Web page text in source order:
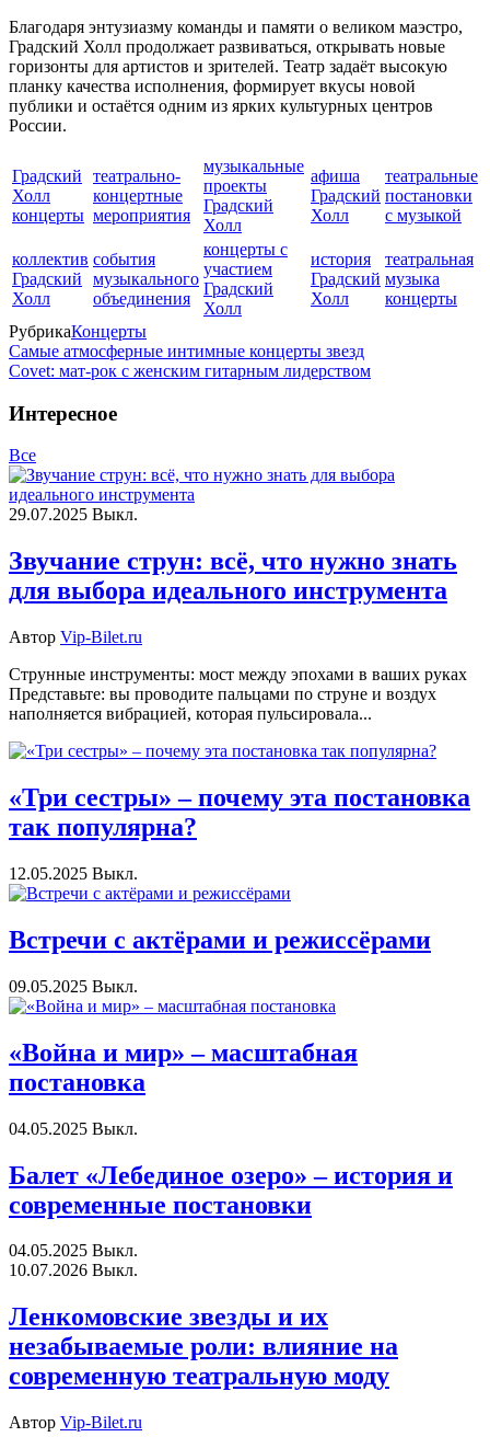
Благодаря энтузиазму команды и памяти о великом маэстро,
Градский Холл продолжает развиваться, открывать новые
горизонты для артистов и зрителей. Театр задаёт высокую
планку качества исполнения, формирует вкусы новой
публики и остаётся одним из ярких культурных центров
России.
Градский
Холл
концерты
театрально-
концертные
мероприятия
музыкальные
проекты
Градский
Холл
афиша
Градский
Холл
театральные
постановки
с музыкой
коллектив
Градский
Холл
события
музыкального
объединения
концерты с
участием
Градский
Холл
история
Градский
Холл
театральная
музыка
концерты
РубрикаКонцерты
Самые атмосферные интимные концерты звезд
Covet: мат-рок с женским гитарным лидерством
Интересное
Все
29.07.2025 Выкл.
Звучание струн: всё, что нужно знать
для выбора идеального инструмента
Автор Vip-Bilet.ru
Струнные инструменты: мост между эпохами в ваших руках
Представьте: вы проводите пальцами по струне и воздух
наполняется вибрацией, которая пульсировала...
«Три сестры» – почему эта постановка
так популярна?
12.05.2025 Выкл.
Встречи с актёрами и режиссёрами
09.05.2025 Выкл.
«Война и мир» – масштабная
постановка
04.05.2025 Выкл.
Балет «Лебединое озеро» – история и
современные постановки
04.05.2025 Выкл.
10.07.2026 Выкл.
Ленкомовские звезды и их
незабываемые роли: влияние на
современную театральную моду
Автор Vip-Bilet.ru